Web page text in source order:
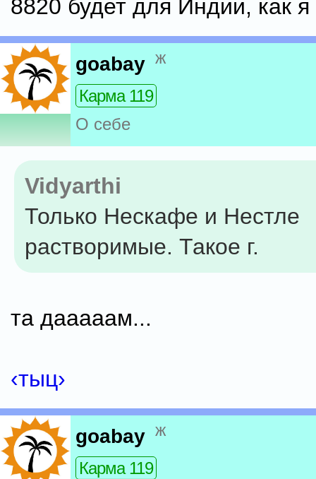
8820 будет для Индии, как
goabay ж
Карма 119
О себе
Vidyarthi
Только Нескафе и Нестле
растворимые. Такое г.
та дааааам...
‹тыц›
goabay ж
Карма 119